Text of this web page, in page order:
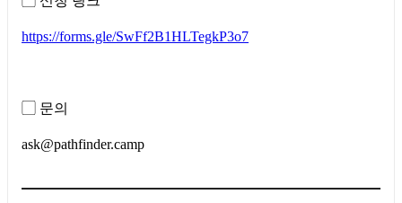
https://forms.gle/SwFf2B1HLTegkP3o7
▢ 문의
ask@pathfinder.camp